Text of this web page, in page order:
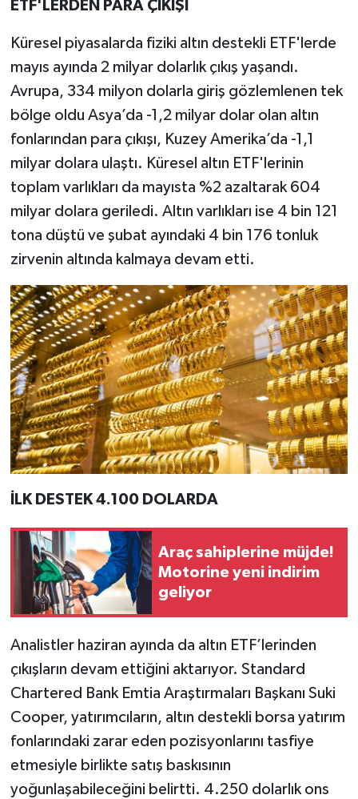
ETF'LERDEN PARA ÇIKIŞI
Küresel piyasalarda fiziki altın destekli ETF'lerde
mayıs ayında 2 milyar dolarlık çıkış yaşandı.
Avrupa, 334 milyon dolarla giriş gözlemlenen tek
bölge oldu Asya’da -1,2 milyar dolar olan altın
fonlarından para çıkışı, Kuzey Amerika’da -1,1
milyar dolara ulaştı. Küresel altın ETF'lerinin
toplam varlıkları da mayısta %2 azaltarak 604
milyar dolara geriledi. Altın varlıkları ise 4 bin 121
tona düştü ve şubat ayındaki 4 bin 176 tonluk
zirvenin altında kalmaya devam etti.
İLK DESTEK 4.100 DOLARDA
Araç sahiplerine müjde!
Motorine yeni indirim
geliyor
Analistler haziran ayında da altın ETF’lerinden
çıkışların devam ettiğini aktarıyor. Standard
Chartered Bank Emtia Araştırmaları Başkanı Suki
Cooper, yatırımcıların, altın destekli borsa yatırım
fonlarındaki zarar eden pozisyonlarını tasfiye
etmesiyle birlikte satış baskısının
yoğunlaşabileceğini belirtti. 4.250 dolarlık ons